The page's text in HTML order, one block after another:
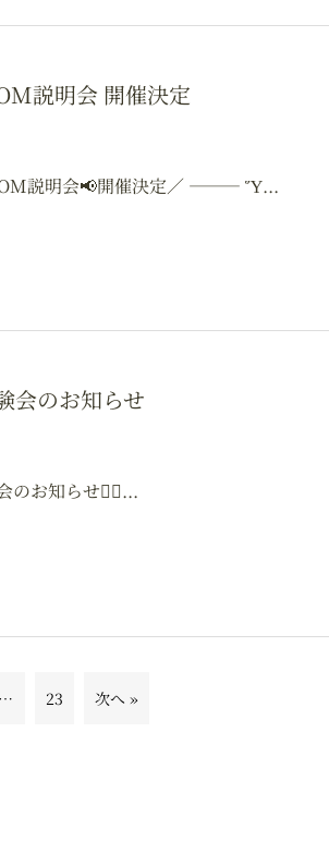
説明会 開催決定
説明会📢開催決定／ ⸻ Ὕ...
会のお知らせ
のお知らせ💁‍♀️...
… 23 次へ »